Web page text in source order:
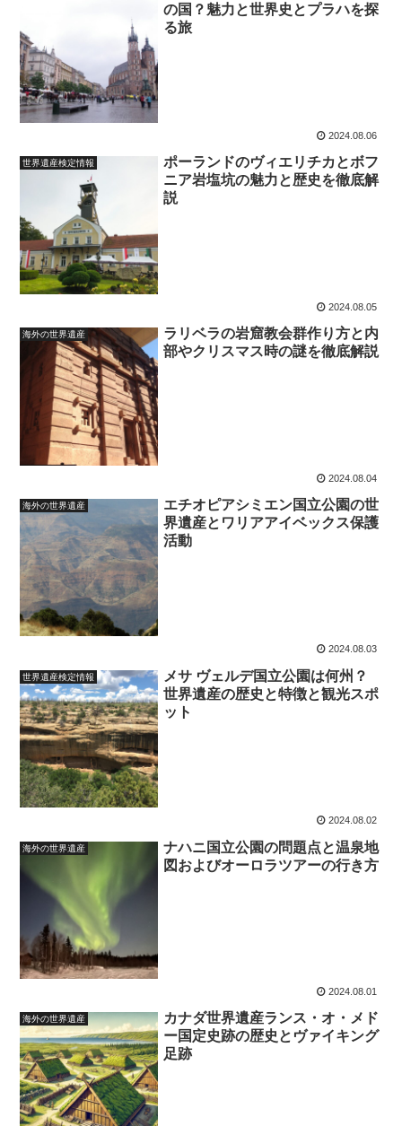
の国？魅力と世界史とプラハを探
る旅
2024.08.06
世界遺産検定情報
ポーランドのヴィエリチカとボフ
ニア岩塩坑の魅力と歴史を徹底解
説
2024.08.05
海外の世界遺産
ラリベラの岩窟教会群作り方と内
部やクリスマス時の謎を徹底解説
2024.08.04
海外の世界遺産
エチオピアシミエン国立公園の世
界遺産とワリアアイベックス保護
活動
2024.08.03
世界遺産検定情報
メサ ヴェルデ国立公園は何州？
世界遺産の歴史と特徴と観光スポ
ット
2024.08.02
海外の世界遺産
ナハニ国立公園の問題点と温泉地
図およびオーロラツアーの行き方
2024.08.01
海外の世界遺産
カナダ世界遺産ランス・オ・メド
ー国定史跡の歴史とヴァイキング
足跡